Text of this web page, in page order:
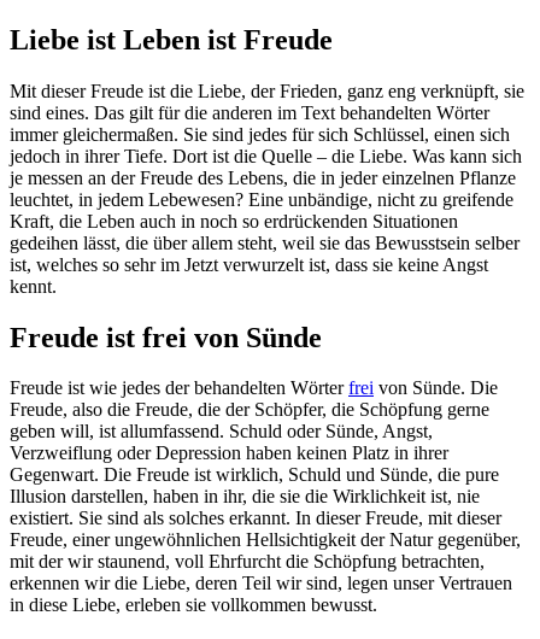
Liebe ist Leben ist Freude
Mit dieser Freude ist die Liebe, der Frieden, ganz eng verknüpft, sie
sind eines. Das gilt für die anderen im Text behandelten Wörter
immer gleichermaßen. Sie sind jedes für sich Schlüssel, einen sich
jedoch in ihrer Tiefe. Dort ist die Quelle – die Liebe. Was kann sich
je messen an der Freude des Lebens, die in jeder einzelnen Pflanze
leuchtet, in jedem Lebewesen? Eine unbändige, nicht zu greifende
Kraft, die Leben auch in noch so erdrückenden Situationen
gedeihen lässt, die über allem steht, weil sie das Bewusstsein selber
ist, welches so sehr im Jetzt verwurzelt ist, dass sie keine Angst
kennt.
Freude ist frei von Sünde
Freude ist wie jedes der behandelten Wörterfrei von Sünde. Die
Freude, also die Freude, die der Schöpfer, die Schöpfung gerne
geben will, ist allumfassend. Schuld oder Sünde, Angst,
Verzweiflung oder Depression haben keinen Platz in ihrer
Gegenwart. Die Freude ist wirklich, Schuld und Sünde, die pure
Illusion darstellen, haben in ihr, die sie die Wirklichkeit ist, nie
existiert. Sie sind als solches erkannt. In dieser Freude, mit dieser
Freude, einer ungewöhnlichen Hellsichtigkeit der Natur gegenüber,
mit der wir staunend, voll Ehrfurcht die Schöpfung betrachten,
erkennen wir die Liebe, deren Teil wir sind, legen unser Vertrauen
in diese Liebe, erleben sie vollkommen bewusst.